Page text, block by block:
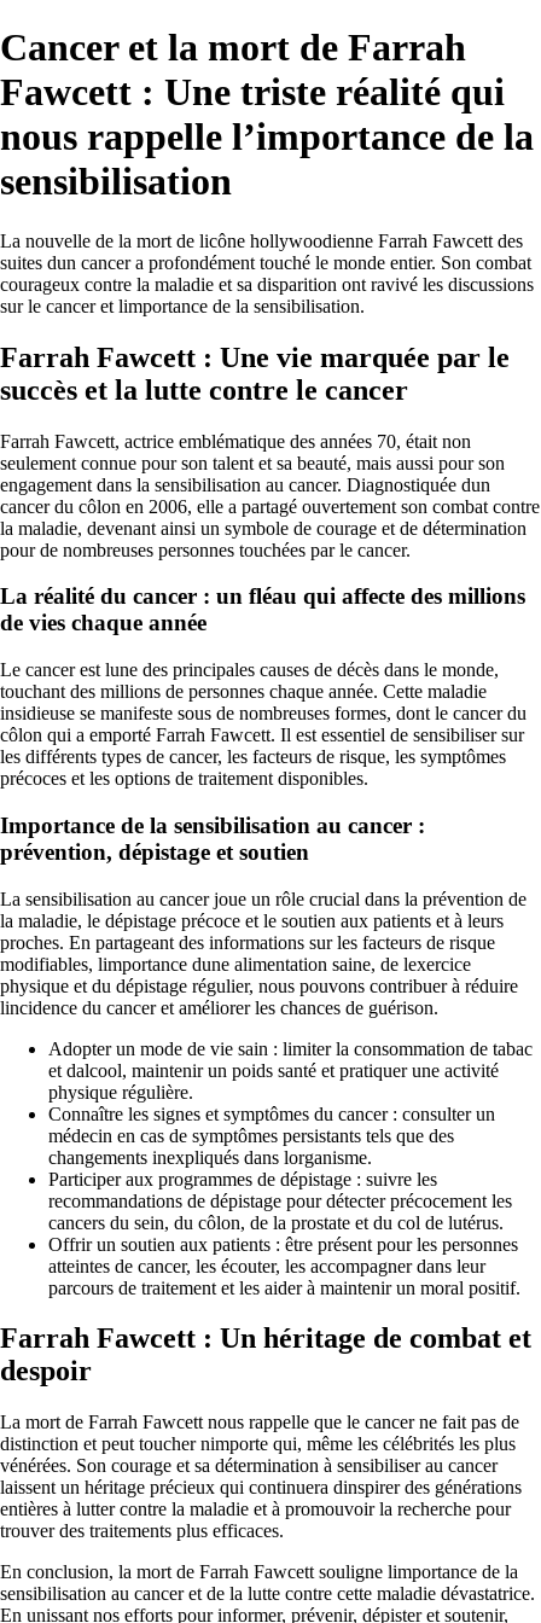
Cancer et la mort de Farrah
Fawcett : Une triste réalité qui
nous rappelle l’importance de la
sensibilisation
La nouvelle de la mort de licône hollywoodienne Farrah Fawcett des
suites dun cancer a profondément touché le monde entier. Son combat
courageux contre la maladie et sa disparition ont ravivé les discussions
sur le cancer et limportance de la sensibilisation.
Farrah Fawcett : Une vie marquée par le
succès et la lutte contre le cancer
Farrah Fawcett, actrice emblématique des années 70, était non
seulement connue pour son talent et sa beauté, mais aussi pour son
engagement dans la sensibilisation au cancer. Diagnostiquée dun
cancer du côlon en 2006, elle a partagé ouvertement son combat contre
la maladie, devenant ainsi un symbole de courage et de détermination
pour de nombreuses personnes touchées par le cancer.
La réalité du cancer : un fléau qui affecte des millions
de vies chaque année
Le cancer est lune des principales causes de décès dans le monde,
touchant des millions de personnes chaque année. Cette maladie
insidieuse se manifeste sous de nombreuses formes, dont le cancer du
côlon qui a emporté Farrah Fawcett. Il est essentiel de sensibiliser sur
les différents types de cancer, les facteurs de risque, les symptômes
précoces et les options de traitement disponibles.
Importance de la sensibilisation au cancer :
prévention, dépistage et soutien
La sensibilisation au cancer joue un rôle crucial dans la prévention de
la maladie, le dépistage précoce et le soutien aux patients et à leurs
proches. En partageant des informations sur les facteurs de risque
modifiables, limportance dune alimentation saine, de lexercice
physique et du dépistage régulier, nous pouvons contribuer à réduire
lincidence du cancer et améliorer les chances de guérison.
Adopter un mode de vie sain : limiter la consommation de tabac
et dalcool, maintenir un poids santé et pratiquer une activité
physique régulière.
Connaître les signes et symptômes du cancer : consulter un
médecin en cas de symptômes persistants tels que des
changements inexpliqués dans lorganisme.
Participer aux programmes de dépistage : suivre les
recommandations de dépistage pour détecter précocement les
cancers du sein, du côlon, de la prostate et du col de lutérus.
Offrir un soutien aux patients : être présent pour les personnes
atteintes de cancer, les écouter, les accompagner dans leur
parcours de traitement et les aider à maintenir un moral positif.
Farrah Fawcett : Un héritage de combat et
despoir
La mort de Farrah Fawcett nous rappelle que le cancer ne fait pas de
distinction et peut toucher nimporte qui, même les célébrités les plus
vénérées. Son courage et sa détermination à sensibiliser au cancer
laissent un héritage précieux qui continuera dinspirer des générations
entières à lutter contre la maladie et à promouvoir la recherche pour
trouver des traitements plus efficaces.
En conclusion, la mort de Farrah Fawcett souligne limportance de la
sensibilisation au cancer et de la lutte contre cette maladie dévastatrice.
En unissant nos efforts pour informer, prévenir, dépister et soutenir,